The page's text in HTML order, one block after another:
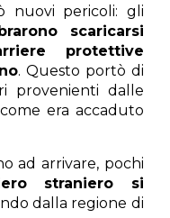
nuovi pericoli: gli
scaricarsi
protettive
. Questo portò di
provenienti dalle
era accaduto
ad arrivare, pochi
straniero si
dalla regione di